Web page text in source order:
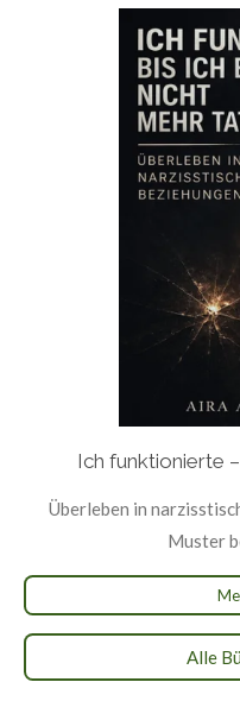
Ich funktionierte
Überleben in
Muster
Alle